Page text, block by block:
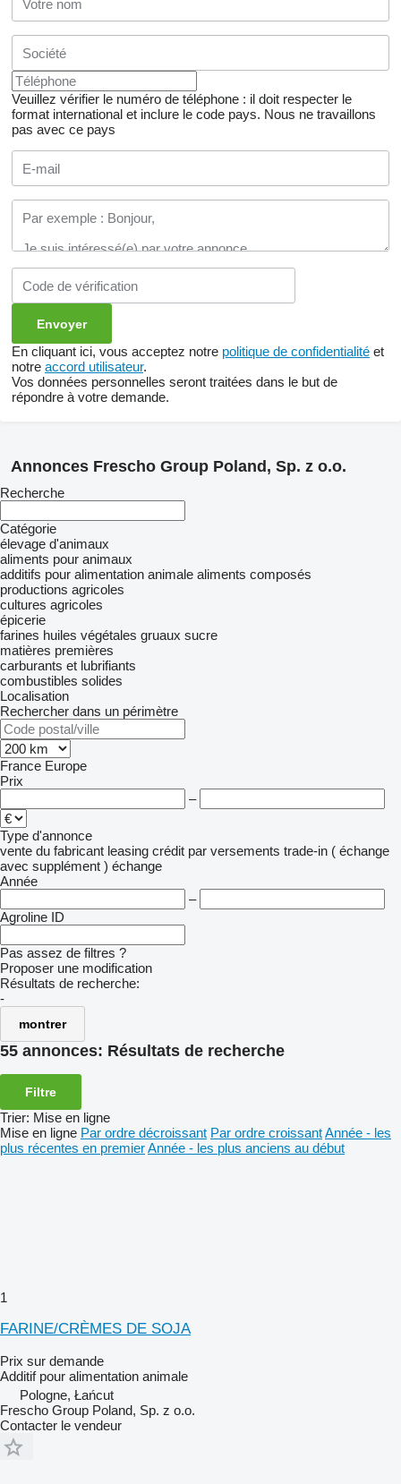
Veuillez vérifier le numéro de téléphone : il doit respecter le
format international et inclure le code pays. Nous ne travaillons
pas avec ce pays
En cliquant ici, vous acceptez notre politique de confidentialité et
notre accord utilisateur.
Vos données personnelles seront traitées dans le but de
répondre à votre demande.
Annonces Frescho Group Poland, Sp. z o.o.
Recherche
Catégorie
élevage d'animaux
aliments pour animaux
additifs pour alimentation animale aliments composés
productions agricoles
cultures agricoles
épicerie
farines huiles végétales gruaux sucre
matières premières
carburants et lubrifiants
combustibles solides
Localisation
Rechercher dans un périmètre
France Europe
Prix
–
Type d'annonce
vente du fabricant leasing crédit par versements trade-in ( échange
avec supplément ) échange
Année
–
Agroline ID
Pas assez de filtres ?
Proposer une modification
Résultats de recherche:
-
montrer
55 annonces: Résultats de recherche
Filtre
Trier: Mise en ligne
Mise en ligne Par ordre décroissant Par ordre croissantAnnée - les
plus récentes en premierAnnée - les plus anciens au début
1
FARINE/CRÈMES DE SOJA
Prix sur demande
Additif pour alimentation animale
Pologne, Łańcut
Frescho Group Poland, Sp. z o.o.
Contacter le vendeur